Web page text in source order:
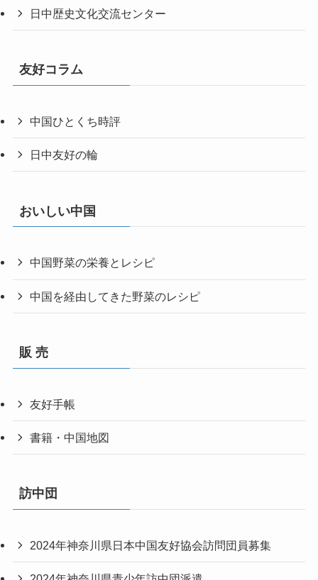
日中歴史文化交流センター
友好コラム
中国ひとくち時評
日中友好の輪
おいしい中国
中国野菜の栄養とレシピ
中国を経由してきた野菜のレシピ
販 売
友好手帳
書籍・中国地図
訪中団
2024年神奈川県日本中国友好協会訪問団員募集